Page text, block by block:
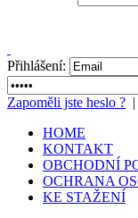
Přihlášení:
Zapoměli jste heslo ? |
HOME
KONTAKT
OBCHODNÍ
OCHRANA
KE STAŽENÍ